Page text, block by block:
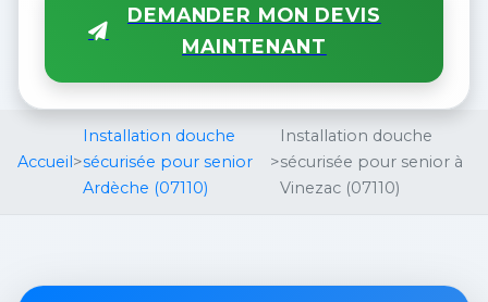
DEMANDER MON DEVIS
MAINTENANT
Accueil >
Installation douche
sécurisée pour senior
Ardèche (07110)
>
Installation douche
sécurisée pour senior à
Vinezac (07110)